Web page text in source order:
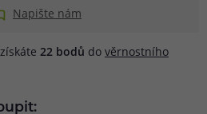
Napište nám
22 bodů do věrnostního